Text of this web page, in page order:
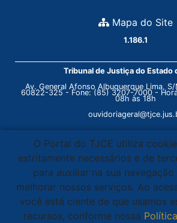
Mapa do Site
1.186.1
Tribunal de Justiça do Estado
Av. General Afonso Albuquerque Lima,
60822-325 - Fone: (85) 3207-7000 -
08h às 18h
O Portal do TJCE utiliza
estritamente necessários e de
para auxiliar na sua navegação
melhorar nossos serviços. Ao
você está ciente de que usamos
recursos, conforme nossa